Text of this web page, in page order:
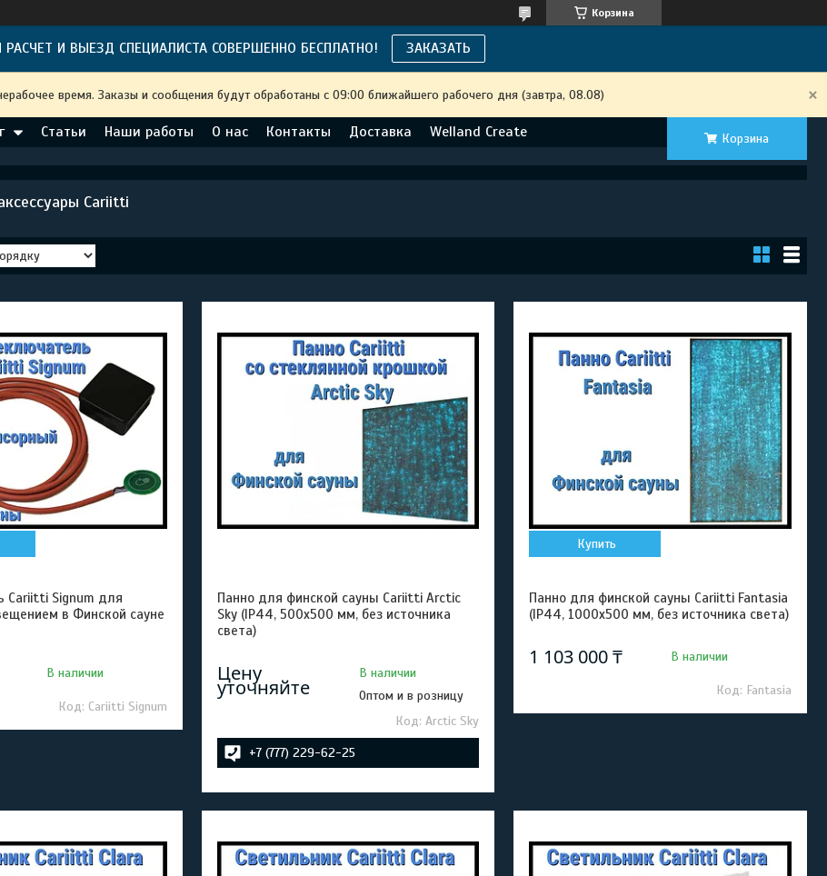
Корзина
И ВЫЕЗД СПЕЦИАЛИСТА СОВЕРШЕННО БЕСПЛАТНО! ЗАКАЗАТЬ
время. Заказы и сообщения будут обработаны с 09:00 ближайшего рабочего дня (завтра, 08.08)
Статьи Наши работы О нас Контакты Доставка Welland Create Корзина
Cariitti
Cariitti Signum для
в Финской сауне
В наличии
Cariitti Signum
Панно для финской сауны Cariitti Arctic
Sky (IP44, 500х500 мм, без источника
света)
Цену
уточняйте
В наличии
Оптом и в розницу
Arctic Sky
+7 (777) 229-62-25
Купить
Панно для финской сауны Cariitti Fantasia
(IP44, 1000х500 мм, без источника света)
1 103 000 ₸ В наличии
Fantasia